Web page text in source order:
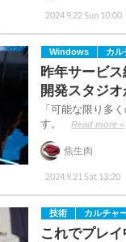
2024.9.22 Sun 10:00
Windows カル
昨年サービ
開発スタジ
「可能な限り多
す。
Read more »
2024.9.21 Sat 13:20
焦生肉
技術 カルチャ
これでプレ